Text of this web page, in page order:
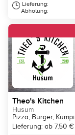
Lieferung:
Abholung:
Theo's Kitchen
Husum
Pizza, Burger,
Lieferung: ab 7,50 €